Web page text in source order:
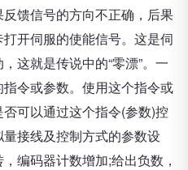
馈信号的方向不正确，后果
开伺服的使能信号。这是伺
这就是传说中的“零漂”。一
令或参数。使用这个指令或
可以通过这个指令(参数)控
接线及控制方式的参数设
编码器计数增加;给出负数，